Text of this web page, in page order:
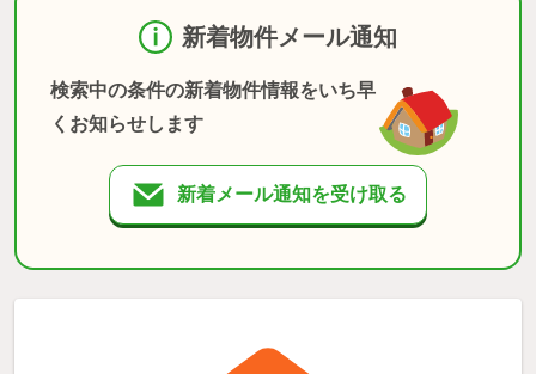
新着物件メール通知
検索中の条件の新着物件情報をいち早
くお知らせします
新着メール通知を受け取る